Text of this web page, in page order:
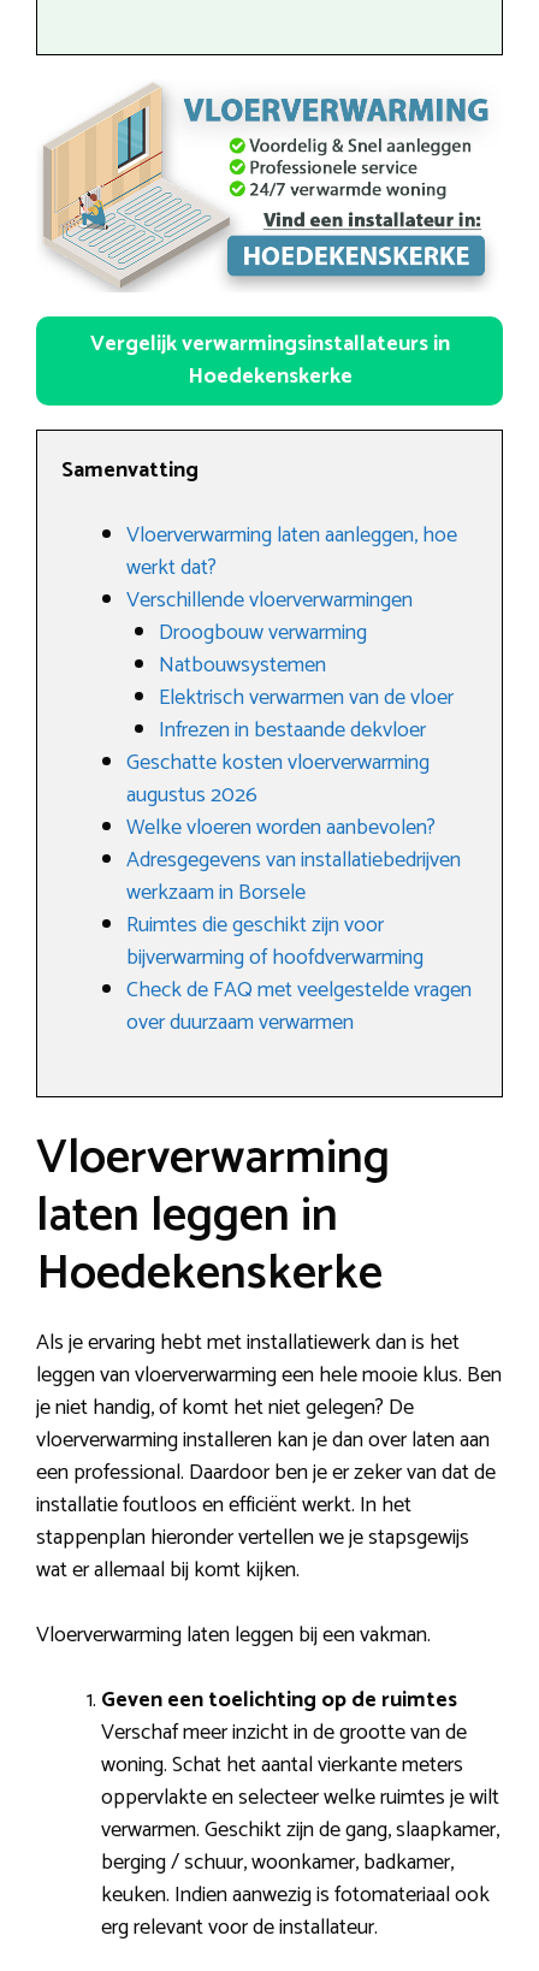
Vergelijk verwarmingsinstallateurs in
Hoedekenskerke
Samenvatting
Vloerverwarming laten aanleggen, hoe
werkt dat?
Verschillende vloerverwarmingen
Droogbouw verwarming
Natbouwsystemen
Elektrisch verwarmen van de vloer
Infrezen in bestaande dekvloer
Geschatte kosten vloerverwarming
augustus 2026
Welke vloeren worden aanbevolen?
Adresgegevens van installatiebedrijven
werkzaam in Borsele
Ruimtes die geschikt zijn voor
bijverwarming of hoofdverwarming
Check de FAQ met veelgestelde vragen
over duurzaam verwarmen
Vloerverwarming
laten leggen in
Hoedekenskerke
Als je ervaring hebt met installatiewerk dan is het
leggen van vloerverwarming een hele mooie klus. Ben
je niet handig, of komt het niet gelegen? De
vloerverwarming installeren kan je dan over laten aan
een professional. Daardoor ben je er zeker van dat de
installatie foutloos en efficiënt werkt. In het
stappenplan hieronder vertellen we je stapsgewijs
wat er allemaal bij komt kijken.
Vloerverwarming laten leggen bij een vakman.
Geven een toelichting op de ruimtes
Verschaf meer inzicht in de grootte van de
woning. Schat het aantal vierkante meters
oppervlakte en selecteer welke ruimtes je wilt
verwarmen. Geschikt zijn de gang, slaapkamer,
berging / schuur, woonkamer, badkamer,
keuken. Indien aanwezig is fotomateriaal ook
erg relevant voor de installateur.